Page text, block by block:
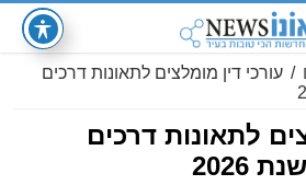
/ עורכי דין מומלצים לתאונות דרכים
לתאונות דרכים
2026